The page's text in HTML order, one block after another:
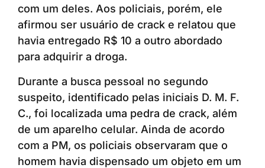
com um deles. Aos policiais, porém, ele
afirmou ser usuário de crack e relatou que
havia entregado R$ 10 a outro abordado
para adquirir a droga.
Durante a busca pessoal no segundo
suspeito, identificado pelas iniciais D. M. F.
C., foi localizada uma pedra de crack, além
de um aparelho celular. Ainda de acordo
com a PM, os policiais observaram que o
homem havia dispensado um objeto em um